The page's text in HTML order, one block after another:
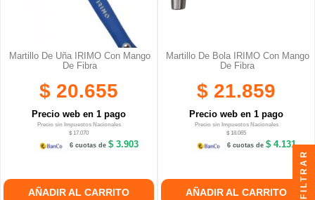
Martillo De Uña IRIMO Con Mango
De Fibra
$ 20.655
Precio web en 1 pago
Precio sin Impuestos Nacionales
$ 17.070
6 cuotas de $ 3.903
AÑADIR AL CARRITO
Martillo De Bola IRIMO Con Mango
De Fibra
$ 21.859
Precio web en 1 pago
Precio sin Impuestos Nacionales
$ 18.065
6 cuotas de $ 4.131
AÑADIR AL CARRITO FILTRAR